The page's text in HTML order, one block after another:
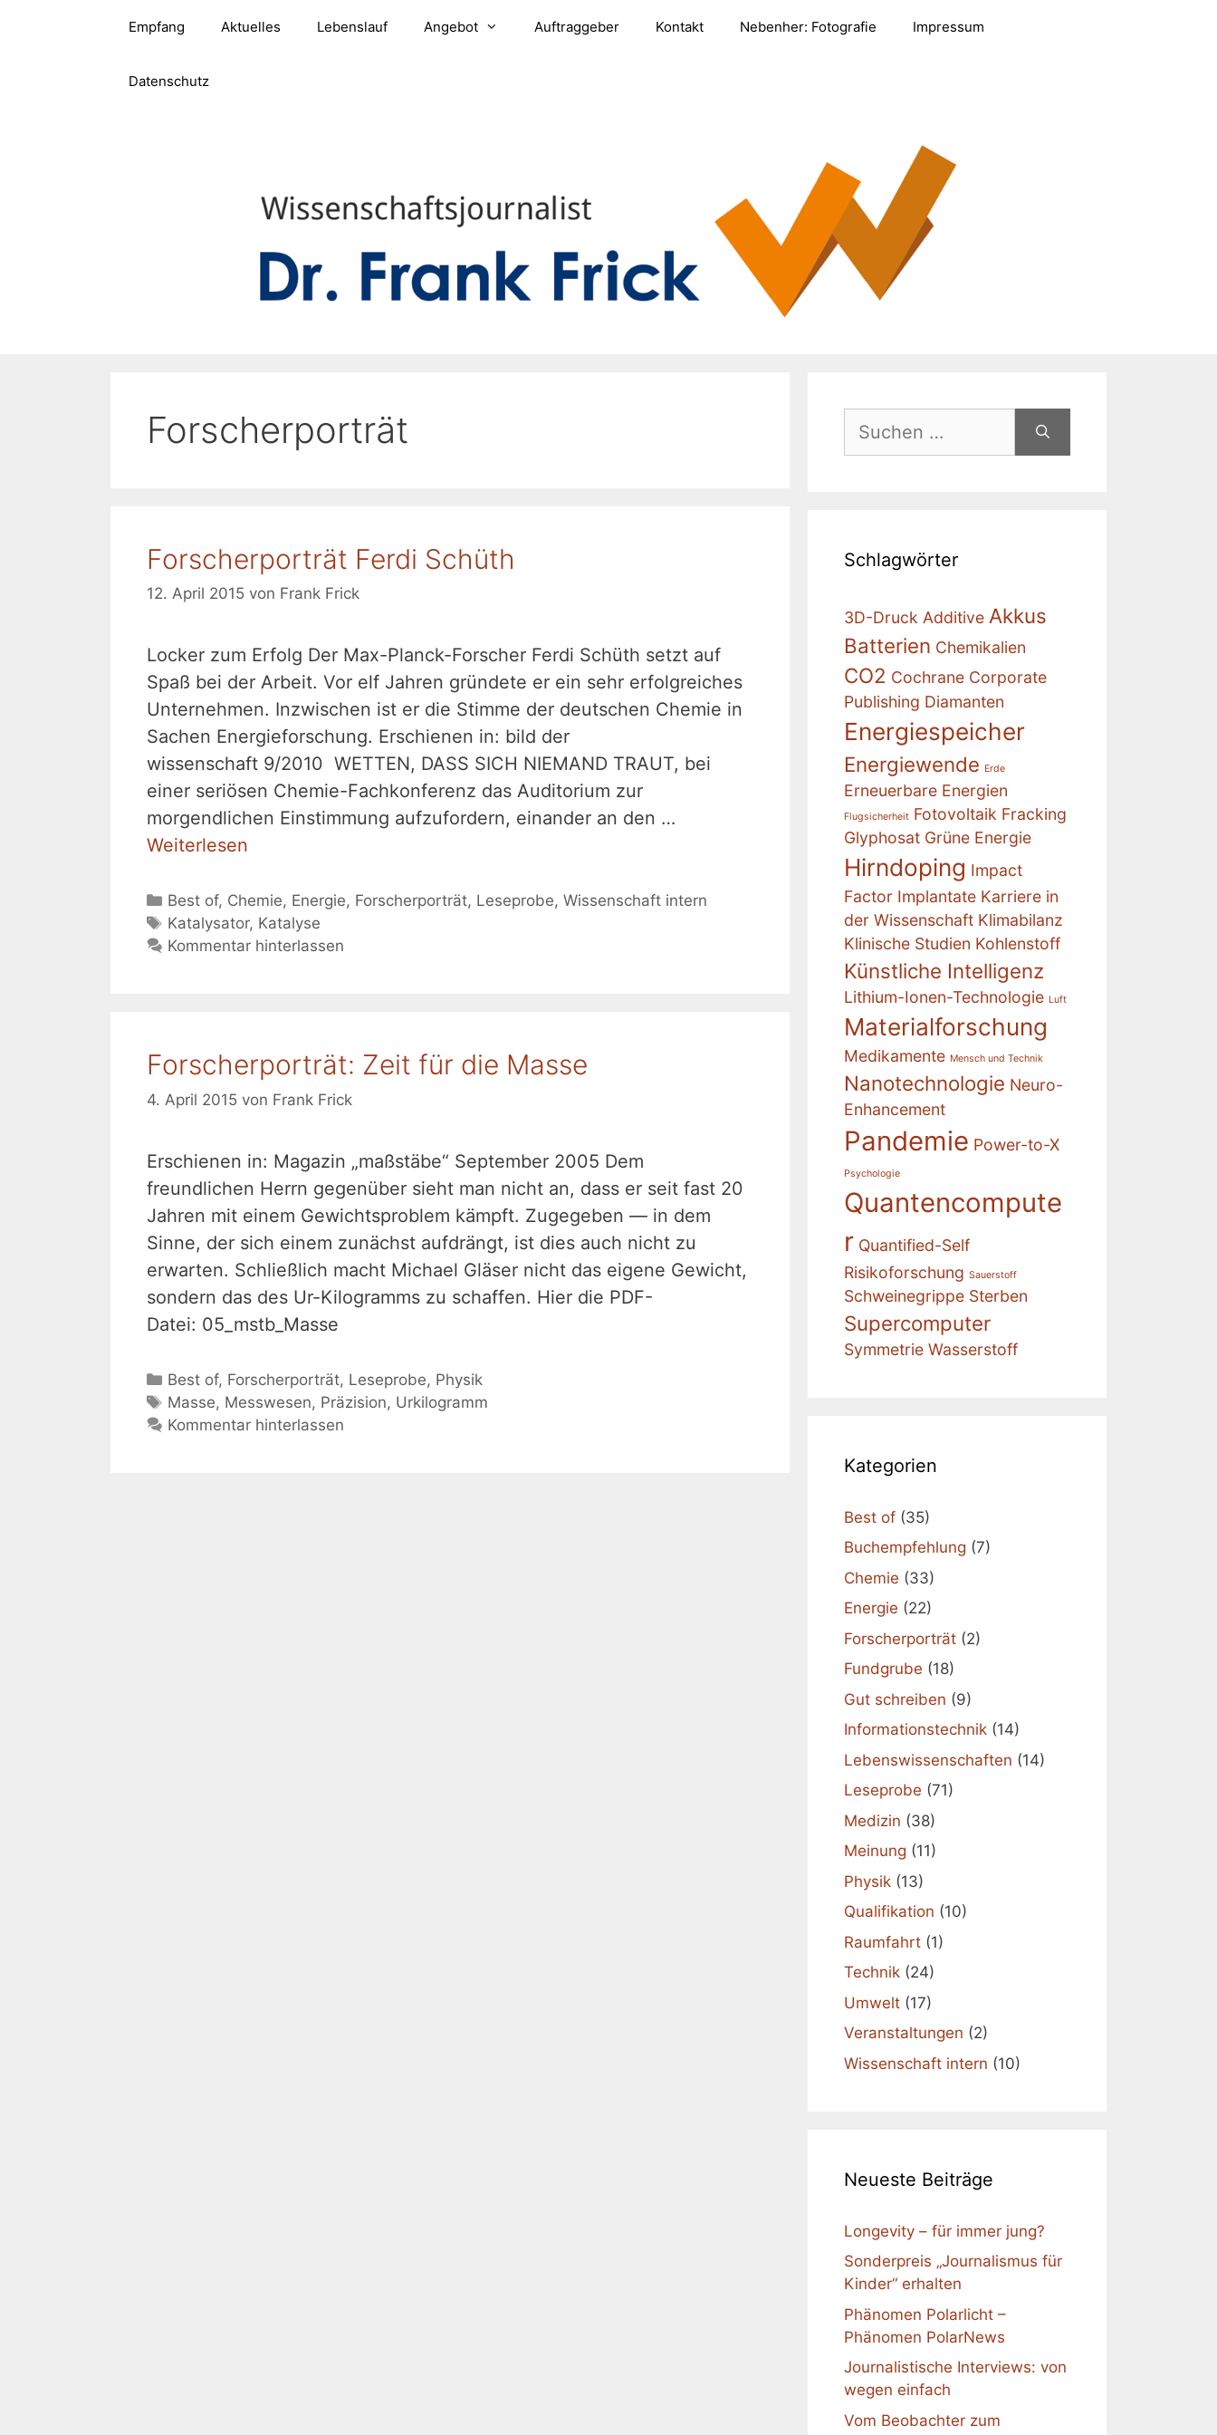
Empfang Aktuelles Lebenslauf Angebot Auftraggeber Kontakt Nebenher: Fotografie Impressum
Datenschutz
Forscherporträt
Forscherporträt Ferdi Schüth
12. April 2015 von Frank Frick
Locker zum Erfolg Der Max-Planck-Forscher Ferdi Schüth setzt auf
Spaß bei der Arbeit. Vor elf Jahren gründete er ein sehr erfolgreiches
Unternehmen. Inzwischen ist er die Stimme der deutschen Chemie in
Sachen Energieforschung. Erschienen in: bild der
wissenschaft 9/2010 WETTEN, DASS SICH NIEMAND TRAUT, bei
einer seriösen Chemie-Fachkonferenz das Auditorium zur
morgendlichen Einstimmung aufzufordern, einander an den …
Weiterlesen
Kategorien
Best of, Chemie, Energie, Forscherporträt, Leseprobe,Wissenschaft intern
Schlagwörter
Katalysator, Katalyse
Kommentar hinterlassen
Forscherporträt: Zeit für die Masse
4. April 2015 von Frank Frick
Erschienen in: Magazin „maßstäbe“ September 2005 Dem
freundlichen Herrn gegenüber sieht man nicht an, dass er seit fast 20
Jahren mit einem Gewichtsproblem kämpft. Zugegeben — in dem
Sinne, der sich einem zunächst aufdrängt, ist dies auch nicht zu
erwarten. Schließlich macht Michael Gläser nicht das eigene Gewicht,
sondern das des Ur-Kilogramms zu schaffen. Hier die PDF-
Datei: 05_mstb_Masse
Kategorien
Best of, Forscherporträt, Leseprobe, Physik
Schlagwörter
Masse, Messwesen, Präzision, Urkilogramm
Kommentar hinterlassen
nach:
Schlagwörter
3D-Druck Additive Akkus
Batterien Chemikalien
CO2 Cochrane Corporate
Publishing Diamanten
Energiespeicher
Energiewende Erde
Erneuerbare Energien
Flugsicherheit Fotovoltaik Fracking
Glyphosat Grüne Energie
Hirndoping Impact
Factor Implantate Karriere in
der Wissenschaft Klimabilanz
Klinische Studien Kohlenstoff
Künstliche Intelligenz
Lithium-Ionen-Technologie Luft
Materialforschung
Medikamente Mensch und Technik
Nanotechnologie Neuro-
Enhancement
Pandemie Power-to-X
Psychologie
Quantencompute
r Quantified-Self
Risikoforschung Sauerstoff
Schweinegrippe Sterben
Supercomputer
Symmetrie Wasserstoff
Kategorien
Best of (35)
Buchempfehlung (7)
Chemie (33)
Energie (22)
Forscherporträt (2)
Fundgrube (18)
Gut schreiben (9)
Informationstechnik (14)
Lebenswissenschaften (14)
Leseprobe (71)
Medizin (38)
Meinung (11)
Physik (13)
Qualifikation (10)
Raumfahrt (1)
Technik (24)
Umwelt (17)
Veranstaltungen (2)
Wissenschaft intern (10)
Neueste Beiträge
Longevity – für immer jung?
Sonderpreis „Journalismus für
Kinder“ erhalten
Phänomen Polarlicht –
Phänomen PolarNews
Journalistische Interviews: von
wegen einfach
Vom Beobachter zum